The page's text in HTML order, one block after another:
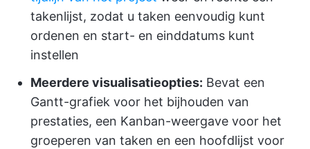
takenlijst, zodat u taken eenvoudig kunt
ordenen en start- en einddatums kunt
instellen
Meerdere visualisatieopties: Bevat een
Gantt-grafiek voor het bijhouden van
prestaties, een Kanban-weergave voor het
groeperen van taken en een hoofdlijst voor